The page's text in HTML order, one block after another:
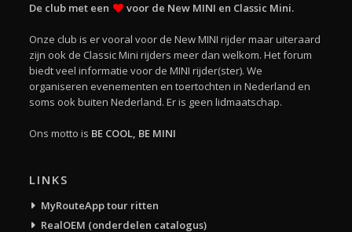
De club met een voor de New MINI en Classic Mini.
Onze club is er vooral voor de New MINI rijder maar uiteraard
zijn ook de Classic Mini rijders meer dan welkom. Het forum
biedt veel informatie voor de MINI rijder(ster). We
organiseren evenementen en toertochten in Nederland en
soms ook buiten Nederland. Er is geen lidmaatschap.
Ons motto is BE COOL, BE MINI
LINKS
MyRouteApp tour ritten
RealOEM (onderdelen catalogus)